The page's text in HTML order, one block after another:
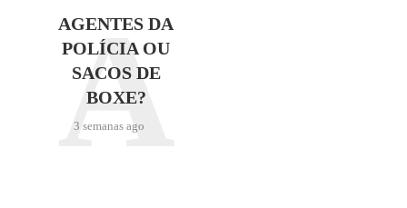
AGENTES DA
POLÍCIA OU
SACOS DE
BOXE?
3 semanas ago
A